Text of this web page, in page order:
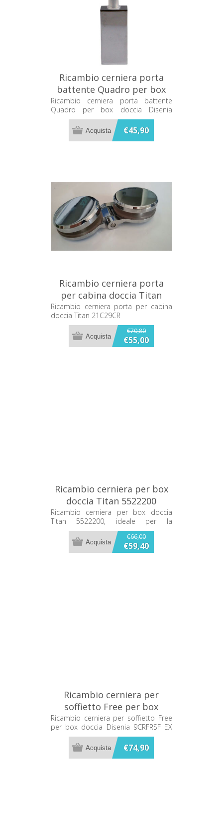
Ricambio cerniera porta
battente Quadro per box
doccia Disenia RCQBCN-C
Ricambio cerniera porta battente
Quadro per box doccia Disenia
RCQBCN-C
€45,90
Ricambio cerniera porta
per cabina doccia Titan
21C29CR
Ricambio cerniera porta per cabina
doccia Titan 21C29CR
€70,80
€55,00
Ricambio cerniera per box
doccia Titan 5522200
Ricambio cerniera per box doccia
Titan 5522200, ideale per la
sostituzione della cerniera del box
doccia.
€66,00
€59,40
Ricambio cerniera per
soffietto Free per box
doccia Disenia 9CRFRSF EX
RCSFFR-C
Ricambio cerniera per soffietto Free
per box doccia Disenia 9CRFRSF EX
RCSFFR-C
€74,90